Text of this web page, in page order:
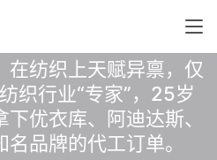
在纺织上天赋异禀，仅
织行业“专家”，25岁
优衣库、阿迪达斯、
品牌的代工订单。